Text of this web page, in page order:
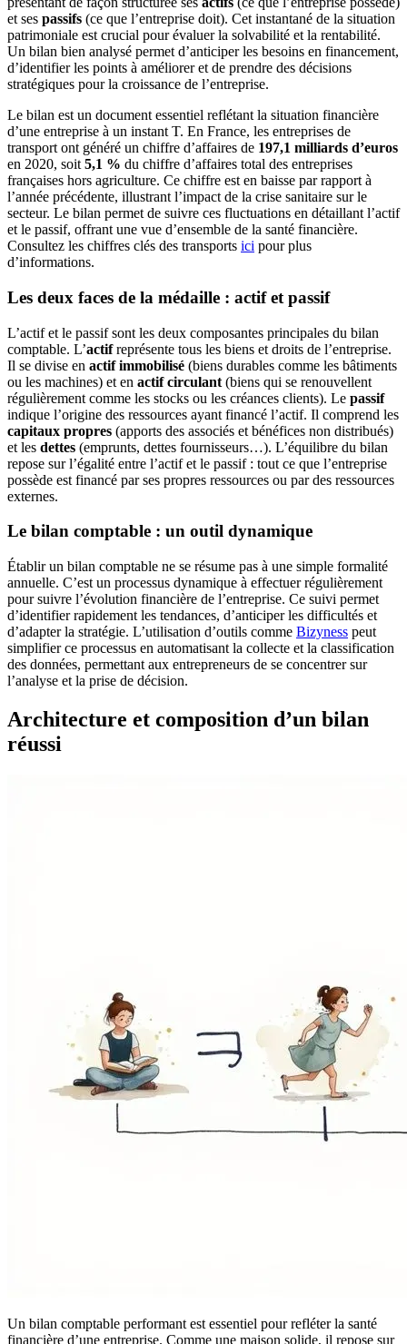
et ses passifs (ce que l’entreprise doit). Cet instantané de la situation
patrimoniale est crucial pour évaluer la solvabilité et la rentabilité.
Un bilan bien analysé permet d’anticiper les besoins en financement,
d’identifier les points à améliorer et de prendre des décisions
stratégiques pour la croissance de l’entreprise.
Le bilan est un document essentiel reflétant la situation financière
d’une entreprise à un instant T. En France, les entreprises de
transport ont généré un chiffre d’affaires de 197,1 milliards d’euros
en 2020, soit 5,1 % du chiffre d’affaires total des entreprises
françaises hors agriculture. Ce chiffre est en baisse par rapport à
l’année précédente, illustrant l’impact de la crise sanitaire sur le
secteur. Le bilan permet de suivre ces fluctuations en détaillant l’actif
et le passif, offrant une vue d’ensemble de la santé financière.
Consultez les chiffres clés des transports ici pour plus
d’informations.
Les deux faces de la médaille : actif et passif
L’actif et le passif sont les deux composantes principales du bilan
comptable. L’actifreprésente tous les biens et droits de l’entreprise.
Il se divise en actif immobilisé (biens durables comme les bâtiments
ou les machines) et en actif circulant (biens qui se renouvellent
régulièrement comme les stocks ou les créances clients). Le passif
indique l’origine des ressources ayant financé l’actif. Il comprend les
capitaux propres (apports des associés et bénéfices non distribués)
et les dettes (emprunts, dettes fournisseurs…). L’équilibre du bilan
repose sur l’égalité entre l’actif et le passif : tout ce que l’entreprise
possède est financé par ses propres ressources ou par des ressources
externes.
Le bilan comptable : un outil dynamique
Établir un bilan comptable ne se résume pas à une simple formalité
annuelle. C’est un processus dynamique à effectuer régulièrement
pour suivre l’évolution financière de l’entreprise. Ce suivi permet
d’identifier rapidement les tendances, d’anticiper les difficultés et
d’adapter la stratégie. L’utilisation d’outils comme Bizyness peut
simplifier ce processus en automatisant la collecte et la classification
des données, permettant aux entrepreneurs de se concentrer sur
l’analyse et la prise de décision.
Architecture et composition d’un bilan
réussi
Un bilan comptable performant est essentiel pour refléter la santé
financière d’une entreprise. Comme une maison solide, il repose sur